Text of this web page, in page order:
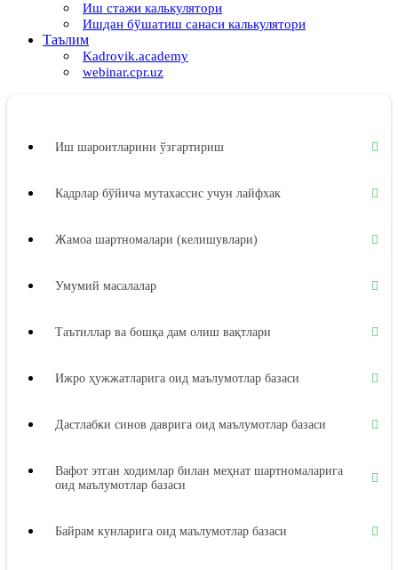
Иш стажи калькулятори
Ишдан бўшатиш санаси калькулятори
Таълим
Kadrovik.academy
webinar.cpr.uz
Иш шароитларини ўзгартириш
Кадрлар бўйича мутахассис учун лайфхак
Жамоа шартномалари (келишувлари)
Умумий масалалар
Таътиллар ва бошқа дам олиш вақтлари
Ижро ҳужжатларига оид маълумотлар базаси
Дастлабки синов даврига оид маълумотлар базаси
Вафот этган ходимлар билан меҳнат шартномаларига
оид маълумотлар базаси
Байрам кунларига оид маълумотлар базаси